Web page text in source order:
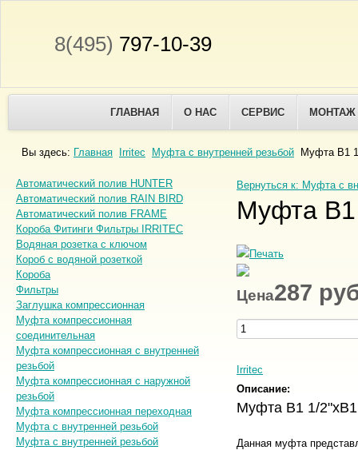
8(495) 797-10-39
ГЛАВНАЯ О НАС СЕРВИС МОНТАЖ
Вы здесь: Главная Irritec Муфта с внутренней резьбой Муфта B1
Автоматический полив HUNTER
Автоматический полив RAIN BIRD
Автоматический полив FRAME
Короба Фитинги Фильтры IRRITEC
Водяная розетка с ключом
Короб с водяной розеткой
Короба
Фильтры
Заглушка компрессионная
Муфта компрессионная
соединительная
Муфта компрессионная с внутренней
резьбой
Муфта компрессионная с наружной
резьбой
Муфта компрессионная переходная
Муфта с внутренней резьбой
Муфта с внутренней резьбой
Вернуться к: Муфта с
Муфта
Цена287
Irritec
Описание:
Муфта В1 1/
Данная муфта